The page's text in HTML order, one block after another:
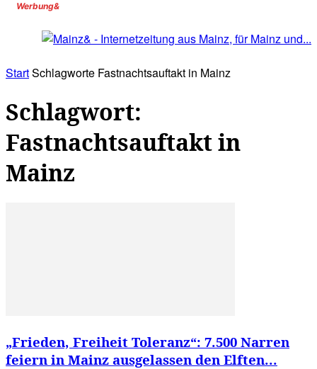
Werbung&
StartSchlagworte Fastnachtsauftakt in Mainz
Schlagwort:
Fastnachtsauftakt in
Mainz
„Frieden, Freiheit Toleranz“: 7.500 Narren
feiern in Mainz ausgelassen den Elften...